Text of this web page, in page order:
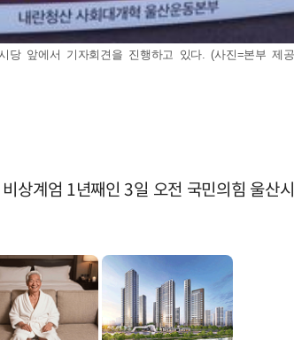
앞에서 기자회견을 진행하고 있다. (사진=본부 제
계엄 1년째인 3일 오전 국민의힘 울산